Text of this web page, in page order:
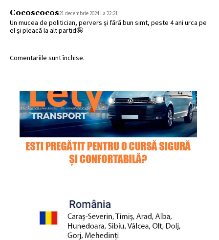
Cocoscocos21 decembrie 2024 La 22:21
Un mucea de politician, pervers și fără bun simt, peste 4 ani urca pe
el și pleacă la alt partid🤪
Comentariile sunt închise.